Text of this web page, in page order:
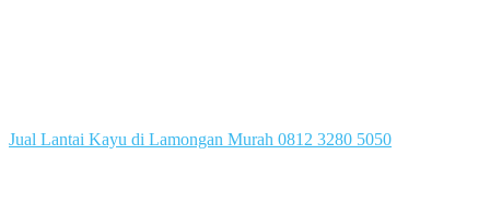
Jual Lantai Kayu di Lamongan Murah 0812 3280 5050